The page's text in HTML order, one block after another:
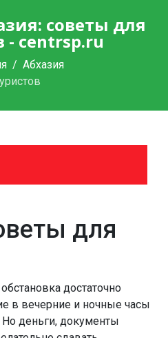
советы для
- centrsp.ru
Абхазия
для
достаточно
в вечерние и ночные часы
Но деньги, документы